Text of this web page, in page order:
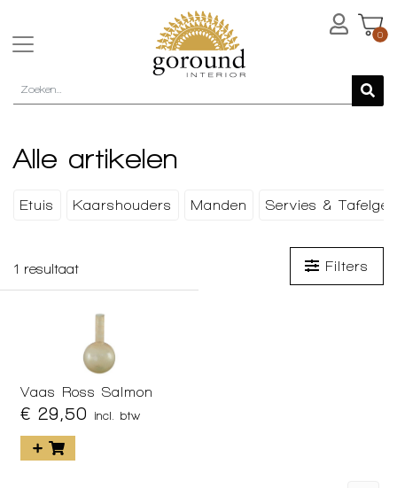
0
Alle artikelen
Etuis Kaarshouders Manden Servies &
1 resultaat Filters
Vaas Ross Salmon
€ 29,50 incl. btw